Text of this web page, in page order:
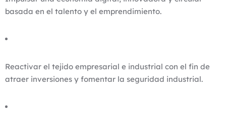
basada en el talento y el emprendimiento.
Reactivar el tejido empresarial e industrial con el fin de
atraer inversiones y fomentar la seguridad industrial.